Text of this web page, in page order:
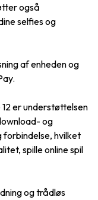
også
selfies og
af enheden og
er understøttelsen
og
forbindelse, hvilket
spille online spil
og trådløs